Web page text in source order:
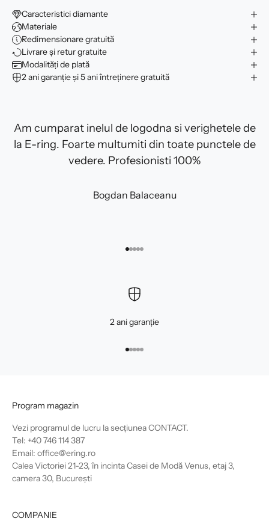
Caracteristici diamante
Materiale
Redimensionare gratuită
Livrare și retur gratuite
Modalități de plată
2 ani garanție și 5 ani întreținere gratuită
Am cumparat inelul de logodna si verighetele de
la E-ring. Foarte multumiti din toate punctele de
vedere. Profesionisti 100%
Bogdan Balaceanu
Mergi la articolul 1
Mergi la articolul 2
Mergi la articolul 3
Mergi la articolul 4
Mergi la articolul 5
2 ani garanție
Mergi la articolul 1
Mergi la articolul 2
Mergi la articolul 3
Mergi la articolul 4
Mergi la articolul 5
Program magazin
Vezi programul de lucru la secțiuneaCONTACT.
Tel: +40 746 114 387
Email: office@ering.ro
Calea Victoriei 21-23, în incinta Casei de Modă Venus, etaj 3,
camera 30, București
COMPANIE